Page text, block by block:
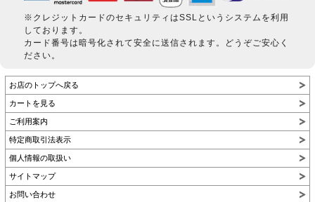
※クレジットカードのセキュリティはSSLというシステムを利用
しております。
カード番号は暗号化されて安全に送信されます。どうぞご安心く
ださい。
お店のトップへ戻る
カートを見る
ご利用案内
特定商取引法表示
個人情報の取扱い
サイトマップ
お問い合わせ